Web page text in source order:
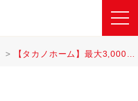
【タカノホーム】最大3,000円分のAmazonギフトカードをタカノホームHPからの来場予約でプレゼント！